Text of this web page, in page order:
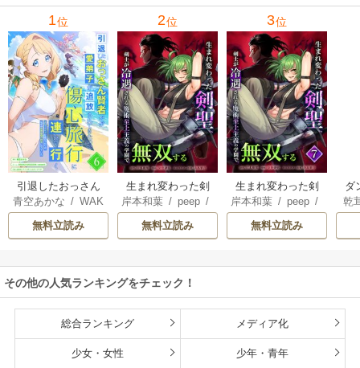
メンバーと世界に
復讐＆『ざま
ぁ！』します！
1位
引退したおっさん
賢者だが愛弟子が
追放されてきたの
で傷心旅行に連れ
イフな旅のつもり
が、なぜか世界最
強の師弟になって
版】
青空あかな /WAK
ANA KURAGUCHI
pallet/アイラ
listaSTUDIO
無料立読み
2位
生まれ変わった剣
聖、剣士が冷遇さ
れる魔術至上主義
の学園で無双する
岸本和葉/ peep/
染野静也/
/taskey STUDI
無料立読み
3位
生まれ変わった剣
聖、剣士が冷遇さ
れる魔術至上主義
の学園で無双する
岸本和葉/ peep/
染野静也/
/taskey STUDI
無料立読み
ダ
込
乾
その他の人気ランキングをチェック！
総合ランキング メディア化
少女・女性 少年・青年